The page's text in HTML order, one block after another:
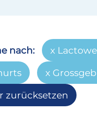
nach:
zurücksetzen